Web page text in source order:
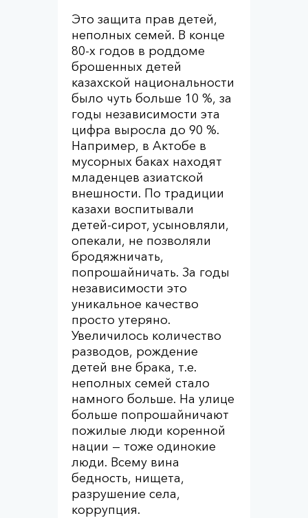
Это защита прав детей,
неполных семей. В конце
80-х годов в роддоме
брошенных детей
казахской национальности
было чуть больше 10 %, за
годы независимости эта
цифра выросла до 90 %.
Например, в Актобе в
мусорных баках находят
младенцев азиатской
внешности. По традиции
казахи воспитывали
детей-сирот, усыновляли,
опекали, не позволяли
бродяжничать,
попрошайничать. За годы
независимости это
уникальное качество
просто утеряно.
Увеличилось количество
разводов, рождение
детей вне брака, т.е.
неполных семей стало
намного больше. На улице
больше попрошайничают
пожилые люди коренной
нации — тоже одинокие
люди. Всему вина
бедность, нищета,
разрушение села,
коррупция.